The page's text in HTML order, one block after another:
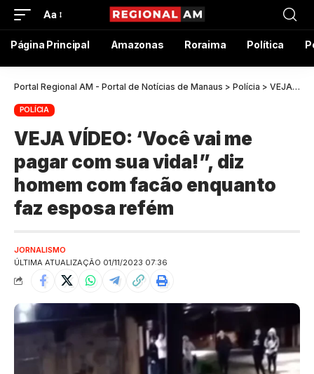
Aa
Página Principal Amazonas Roraima Política
Portal Regional AM - Portal de Notícias de Manaus > Polícia > VEJA VÍDEO: ‘Você vai me pagar com sua vida!”, diz homem com facão enquanto faz esposa refém
POLÍCIA
VEJA VÍDEO: ‘Você vai me
pagar com sua vida!”, diz
homem com facão enquanto
faz esposa refém
ÚLTIMA ATUALIZAÇÃO 01/11/2023 07:36
JORNALISMO